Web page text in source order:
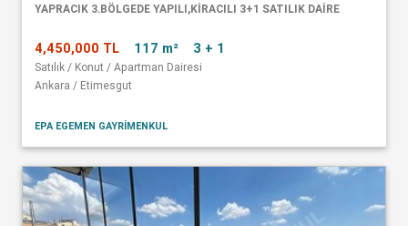
YAPRACIK 3.BÖLGEDE YAPILI,KİRACILI 3+1 SATILIK DAİRE
4,450,000 TL 117 m² 3 + 1
Satılık / Konut / Apartman Dairesi
Ankara / Etimesgut
EPA EGEMEN GAYRİMENKUL